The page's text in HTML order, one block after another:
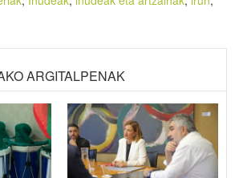
ARGITALPENAK